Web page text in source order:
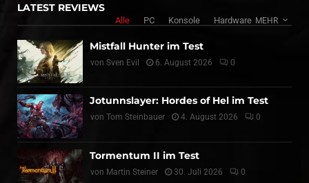
LATEST REVIEWS
Alle PC Konsole Hardware MEHR
Mistfall Hunter im Test
von Sven Evil 6. August 2026 0
Jotunnslayer: Hordes of Hel im Test
von Tom Steinbauer 4. August 2026 0
Tormentum II im Test
von Martin Steiner 30. Juli 2026 0